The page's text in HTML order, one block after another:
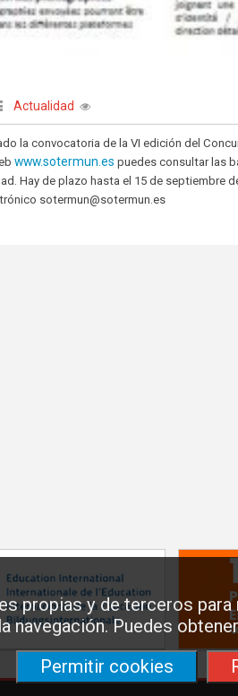
propias y de terceros
navegación. Puedes
Permitir cookies
Actualidad
la convocatoria de la VI edición del
www.sotermun.es puedes consultar las
Hay de plazo hasta el 15 de septiembre
sotermun@sotermun.es